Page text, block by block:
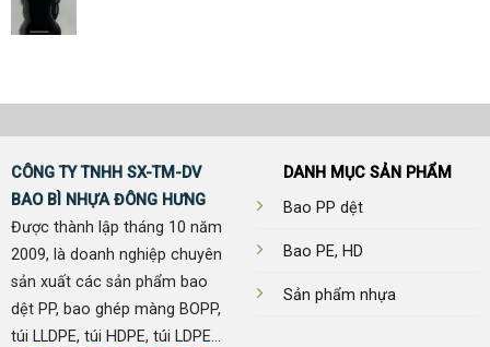
CÔNG TY TNHH SX-TM-DV
BAO BÌ NHỰA ĐÔNG HƯNG
Được thành lập tháng 10 năm
2009, là doanh nghiệp chuyên
sản xuất các sản phẩm bao
dệt PP, bao ghép màng BOPP,
túi LLDPE, túi HDPE, túi LDPE...
DANH MỤC SẢN PHẨM
Bao PP dệt
Bao PE, HD
Sản phẩm nhựa